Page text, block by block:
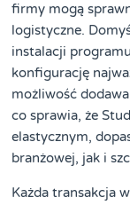
firmy mogą
logistyczne.
instalacji
konfigurację
możliwość
co sprawia, że
elastycznym,
branżowej, jak i
Każda transakcja